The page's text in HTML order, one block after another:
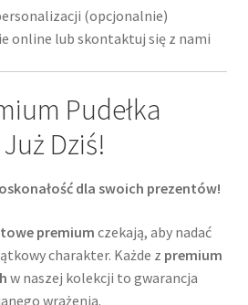
(opcjonalnie)
online lub skontaktuj się z nami
Pudełka
Dziś!
dla swoich prezentów!
premium czekają, aby nadać
charakter. Każde z premium
w naszej kolekcji to gwarancja
wrażenia.